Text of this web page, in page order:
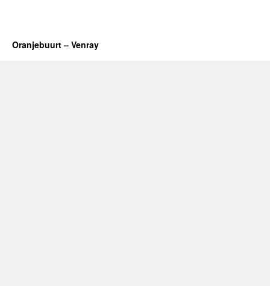
Oranjebuurt – Venray